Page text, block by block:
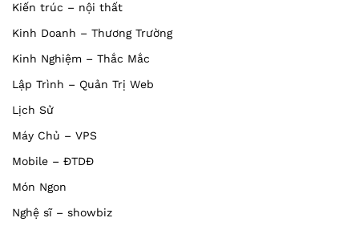
Kiến trúc – nội thất
Kinh Doanh – Thương Trường
Kinh Nghiệm – Thắc Mắc
Lập Trình – Quản Trị Web
Lịch Sử
Máy Chủ – VPS
Mobile – ĐTDĐ
Món Ngon
Nghệ sĩ – showbiz